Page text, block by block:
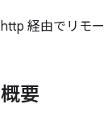
http 経由でリモ
概要